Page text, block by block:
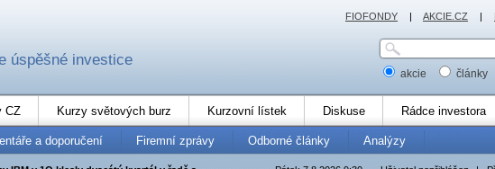
úspěšné investice
akcie články
CZ Kurzy světových burz Kurzovní lístek Diskuse Rádce investora
a doporučení Firemní zprávy Odborné články Analýzy
FIOFONDY | AKCIE.CZ |